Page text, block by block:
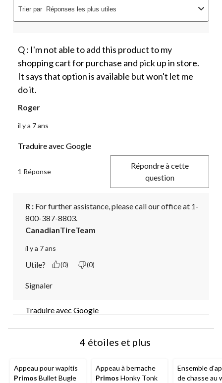
Trier par Réponses les plus utiles
Q : I'm not able to add this product to my
shopping cart for purchase and pick up in store.
It says that option is available but won't let me
do it.
Roger
il y a 7 ans
Traduire avec Google
1 Réponse
Répondre à cette
question
R : For further assistance, please call our office at 1-
800-387-8803.
CanadianTireTeam
il y a 7 ans
Utile? (0) (0)
Signaler
Traduire avec Google
4 étoiles et plus
Appeau pour wapitis
Primos Bullet Bugle
Appeau à bernache
Primos Honky Tonk
Ensemble
de chasse au